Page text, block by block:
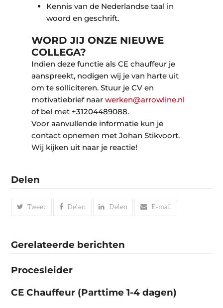
Kennis van de Nederlandse taal in
woord en geschrift.
WORD JIJ ONZE NIEUWE
COLLEGA?
Indien deze functie als CE chauffeur je
aanspreekt, nodigen wij je van harte uit
om te solliciteren. Stuur je CV en
motivatiebrief naar werken@arrowline.nl
of bel met +31204489088.
Voor aanvullende informatie kun je
contact opnemen met Johan Stikvoort.
Wij kijken uit naar je reactie!
Delen
Tweet Delen Delen E-mail
Gerelateerde berichten
Procesleider
CE Chauffeur (Parttime 1-4 dagen)